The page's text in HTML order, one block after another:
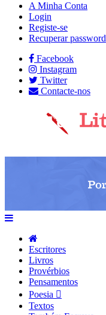
A Minha Conta
Login
Registe-se
Recuperar password
Facebook
Instagram
Twitter
Contacte-nos
Escritores
Livros
Provérbios
Pensamentos
Poesia
Textos